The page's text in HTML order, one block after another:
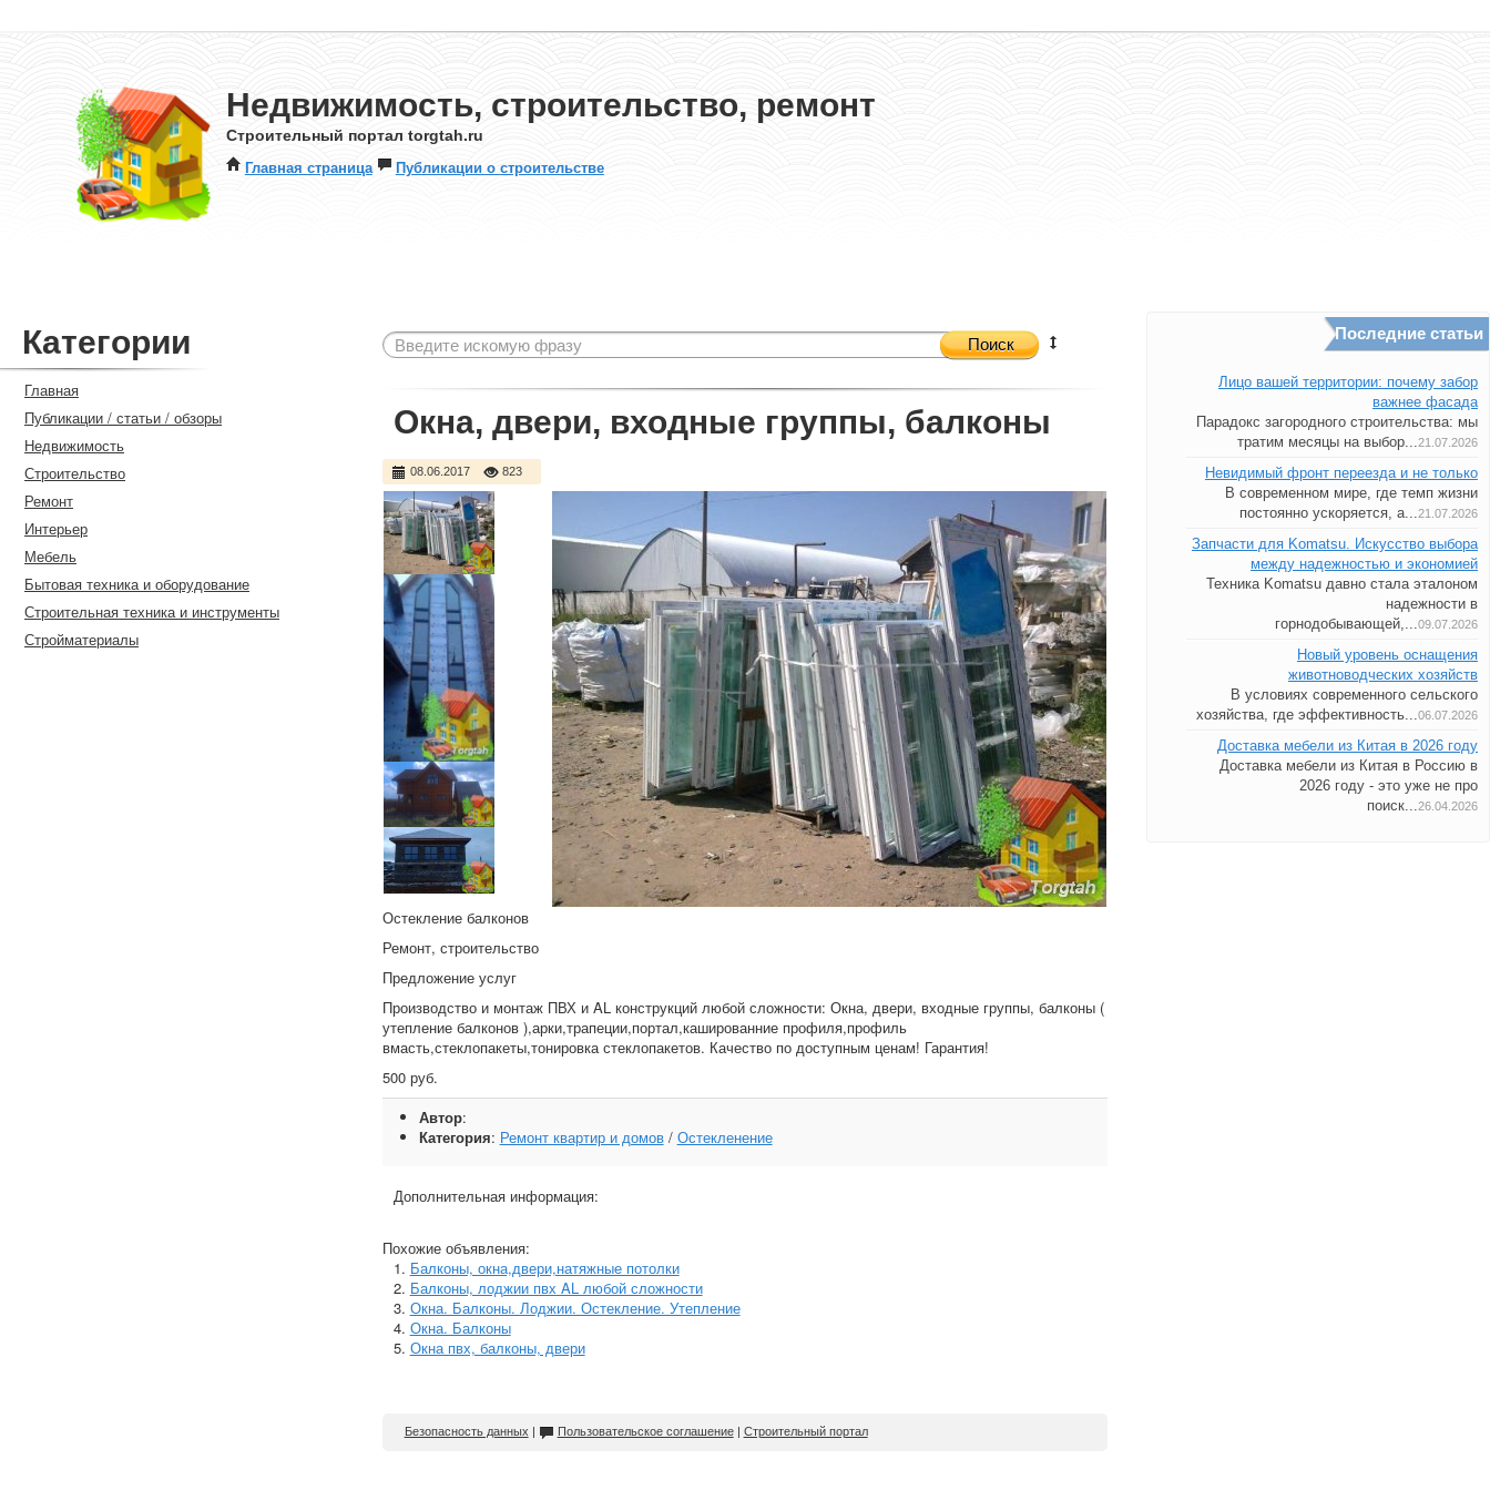
Недвижимость, строительство, ремонт
Строительный портал torgtah.ru
Главная страница Публикации о строительстве
Категории
Главная
Публикации / статьи / обзоры
Недвижимость
Строительство
Ремонт
Интерьер
Мебель
Бытовая техника и оборудование
Строительная техника и инструменты
Стройматериалы
Поиск
Окна, двери, входные группы, балконы
08.06.2017 823
Остекление балконов
Ремонт, строительство
Предложение услуг
Производство и монтаж ПВХ и AL конструкций любой сложности: Окна, двери, входные группы, балконы (
утепление балконов ),арки,трапеции,портал,кашированние профиля,профиль
вмасть,стеклопакеты,тонировка стеклопакетов. Качество по доступным ценам! Гарантия!
500 руб.
Автор:
Категория: Ремонт квартир и домов/ Остекленение
Дополнительная информация:
Похожие объявления:
Балконы, окна,двери,натяжные потолки
Балконы, лоджии пвх AL любой сложности
Окна. Балконы. Лоджии. Остекление. Утепление
Окна. Балконы
Окна пвх, балконы, двери
Безопасность данных | Пользовательское соглашение| Строительный портал
Последние статьи
Лицо вашей территории: почему забор
важнее фасада
Парадокс загородного строительства: мы
тратим месяцы на выбор...21.07.2026
Невидимый фронт переезда и не только
В современном мире, где темп жизни
постоянно ускоряется, а...21.07.2026
Запчасти для Komatsu. Искусство выбора
между надежностью и экономией
Техника Komatsu давно стала эталоном
надежности в
горнодобывающей,...09.07.2026
Новый уровень оснащения
животноводческих хозяйств
В условиях современного сельского
хозяйства, где эффективность...06.07.2026
Доставка мебели из Китая в 2026 году
Доставка мебели из Китая в Россию в
2026 году - это уже не про
поиск...26.04.2026